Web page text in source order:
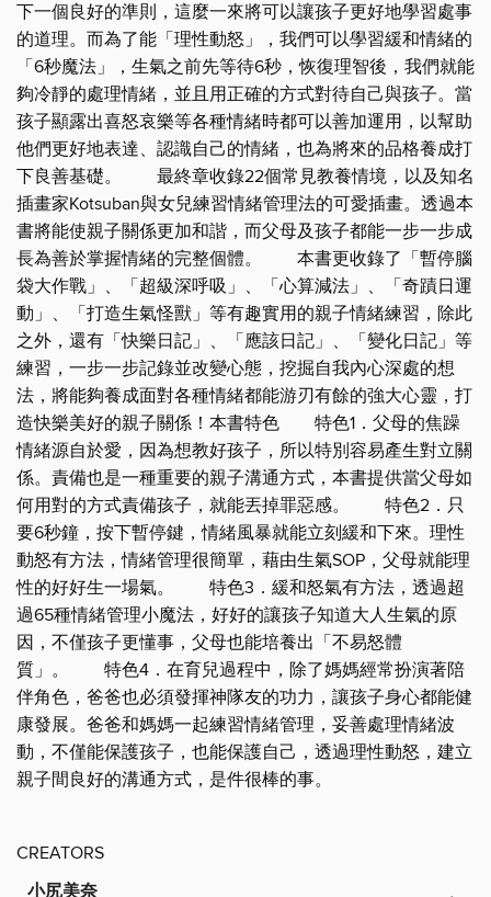
下一個良好的準則，這麼一來將可以讓孩子更好地學習處事
的道理。而為了能「理性動怒」，我們可以學習緩和情緒的
「6秒魔法」，生氣之前先等待6秒，恢復理智後，我們就能
夠冷靜的處理情緒，並且用正確的方式對待自己與孩子。當
孩子顯露出喜怒哀樂等各種情緒時都可以善加運用，以幫助
他們更好地表達、認識自己的情緒，也為將來的品格養成打
下良善基礎。 最終章收錄22個常見教養情境，以及知名
插畫家Kotsuban與女兒練習情緒管理法的可愛插畫。透過本
書將能使親子關係更加和諧，而父母及孩子都能一步一步成
長為善於掌握情緒的完整個體。 本書更收錄了「暫停腦
袋大作戰」、「超級深呼吸」、「心算減法」、「奇蹟日運
動」、「打造生氣怪獸」等有趣實用的親子情緒練習，除此
之外，還有「快樂日記」、「應該日記」、「變化日記」等
練習，一步一步記錄並改變心態，挖掘自我內心深處的想
法，將能夠養成面對各種情緒都能游刃有餘的強大心靈，打
造快樂美好的親子關係！本書特色 特色1．父母的焦躁
情緒源自於愛，因為想教好孩子，所以特別容易產生對立關
係。責備也是一種重要的親子溝通方式，本書提供當父母如
何用對的方式責備孩子，就能丟掉罪惡感。 特色2．只
要6秒鐘，按下暫停鍵，情緒風暴就能立刻緩和下來。理性
動怒有方法，情緒管理很簡單，藉由生氣SOP，父母就能理
性的好好生一場氣。 特色3．緩和怒氣有方法，透過超
過65種情緒管理小魔法，好好的讓孩子知道大人生氣的原
因，不僅孩子更懂事，父母也能培養出「不易怒體
質」。 特色4．在育兒過程中，除了媽媽經常扮演著陪
伴角色，爸爸也必須發揮神隊友的功力，讓孩子身心都能健
康發展。爸爸和媽媽一起練習情緒管理，妥善處理情緒波
動，不僅能保護孩子，也能保護自己，透過理性動怒，建立
親子間良好的溝通方式，是件很棒的事。
CREATORS
小尻美奈